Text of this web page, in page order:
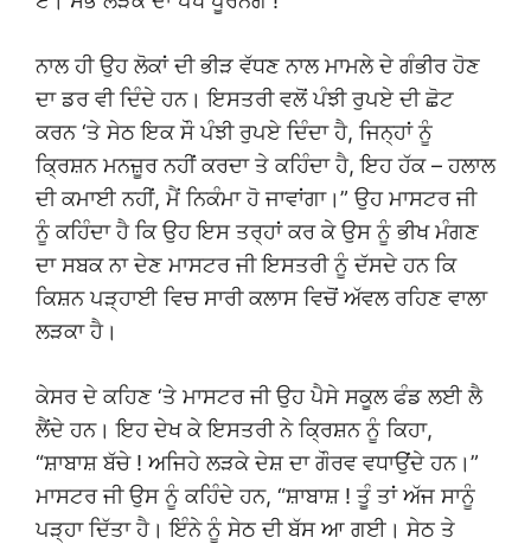
ਨਾਲ ਹੀ ਉਹ ਲੋਕਾਂ ਦੀ ਭੀੜ ਵੱਧਣ ਨਾਲ ਮਾਮਲੇ ਦੇ ਗੰਭੀਰ ਹੋਣ
ਦਾ ਡਰ ਵੀ ਦਿੰਦੇ ਹਨ। ਇਸਤਰੀ ਵਲੋਂ ਪੰਝੀ ਰੁਪਏ ਦੀ ਛੋਟ
ਕਰਨ ‘ਤੇ ਸੇਠ ਇਕ ਸੌ ਪੰਝੀ ਰੁਪਏ ਦਿੰਦਾ ਹੈ, ਜਿਨ੍ਹਾਂ ਨੂੰ
ਕ੍ਰਿਸ਼ਨ ਮਨਜ਼ੂਰ ਨਹੀਂ ਕਰਦਾ ਤੇ ਕਹਿੰਦਾ ਹੈ, ਇਹ ਹੱਕ – ਹਲਾਲ
ਦੀ ਕਮਾਈ ਨਹੀਂ, ਮੈਂ ਨਿਕੰਮਾ ਹੋ ਜਾਵਾਂਗਾ।” ਉਹ ਮਾਸਟਰ ਜੀ
ਨੂੰ ਕਹਿੰਦਾ ਹੈ ਕਿ ਉਹ ਇਸ ਤਰ੍ਹਾਂ ਕਰ ਕੇ ਉਸ ਨੂੰ ਭੀਖ ਮੰਗਣ
ਦਾ ਸਬਕ ਨਾ ਦੇਣ ਮਾਸਟਰ ਜੀ ਇਸਤਰੀ ਨੂੰ ਦੱਸਦੇ ਹਨ ਕਿ
ਕਿਸ਼ਨ ਪੜ੍ਹਾਈ ਵਿਚ ਸਾਰੀ ਕਲਾਸ ਵਿਚੋਂ ਅੱਵਲ ਰਹਿਣ ਵਾਲਾ
ਲੜਕਾ ਹੈ।
ਕੇਸਰ ਦੇ ਕਹਿਣ ‘ਤੇ ਮਾਸਟਰ ਜੀ ਉਹ ਪੈਸੇ ਸਕੂਲ ਫੰਡ ਲਈ ਲੈ
ਲੈਂਦੇ ਹਨ। ਇਹ ਦੇਖ ਕੇ ਇਸਤਰੀ ਨੇ ਕ੍ਰਿਸ਼ਨ ਨੂੰ ਕਿਹਾ,
“ਸ਼ਾਬਾਸ਼ ਬੱਚੇ ! ਅਜਿਹੇ ਲੜਕੇ ਦੇਸ਼ ਦਾ ਗੌਰਵ ਵਧਾਉਂਦੇ ਹਨ।”
ਮਾਸਟਰ ਜੀ ਉਸ ਨੂੰ ਕਹਿੰਦੇ ਹਨ, “ਸ਼ਾਬਾਸ਼ ! ਤੂੰ ਤਾਂ ਅੱਜ ਸਾਨੂੰ
ਪੜ੍ਹਾ ਦਿੱਤਾ ਹੈ। ਇੰਨੇ ਨੂੰ ਸੇਠ ਦੀ ਬੱਸ ਆ ਗਈ। ਸੇਠ ਤੇ